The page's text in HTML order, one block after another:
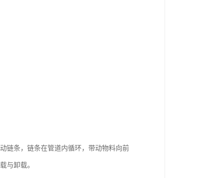
链条，链条在管道内循环，带动物料向前
与卸载。